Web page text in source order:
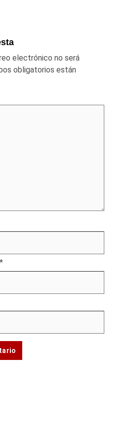
electrónico no será
obligatorios están
*